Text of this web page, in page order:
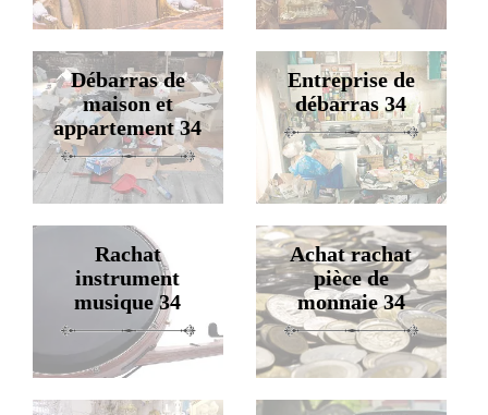
Débarras de
maison et
appartement 34
Entreprise de
débarras 34
Rachat
instrument
musique 34
Achat rachat
pièce de
monnaie 34